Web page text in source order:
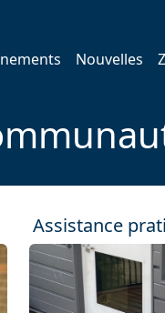
Nouvelles
Assistance